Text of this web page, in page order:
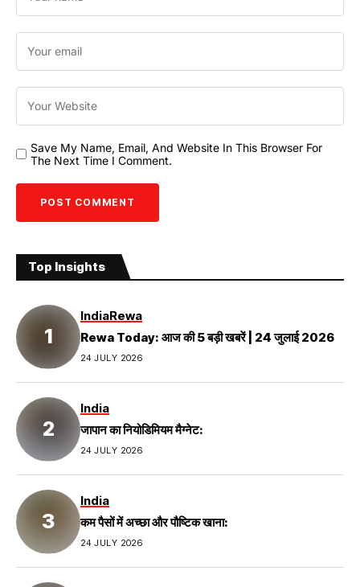
Save My Name, Email, And Website In This Browser For
The Next Time I Comment.
Top Insights
IndiaRewa
Rewa Today: आज की 5 बड़ी खबरें | 24 जुलाई 2026
24 JULY 2026
India
जापान का नियोडिमियम मैग्नेट:
24 JULY 2026
India
कम पैसों में अच्छा और पौष्टिक खाना:
24 JULY 2026